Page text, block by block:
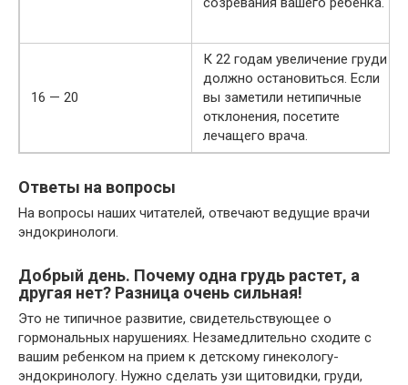
16 — 20
К 22 годам увеличение груди
должно остановиться. Если
вы заметили нетипичные
отклонения, посетите
лечащего врача.
Ответы на вопросы
На вопросы наших читателей, отвечают ведущие врачи
эндокринологи.
Добрый день. Почему одна грудь растет, а
другая нет? Разница очень сильная!
Это не типичное развитие, свидетельствующее о
гормональных нарушениях. Незамедлительно сходите с
вашим ребенком на прием к детскому гинекологу-
эндокринологу. Нужно сделать узи щитовидки, груди,